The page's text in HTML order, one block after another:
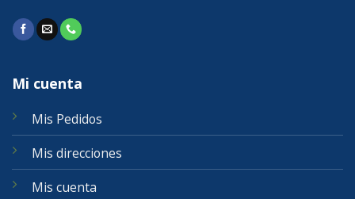
Mi cuenta
Mis Pedidos
Mis direcciones
Mis cuenta